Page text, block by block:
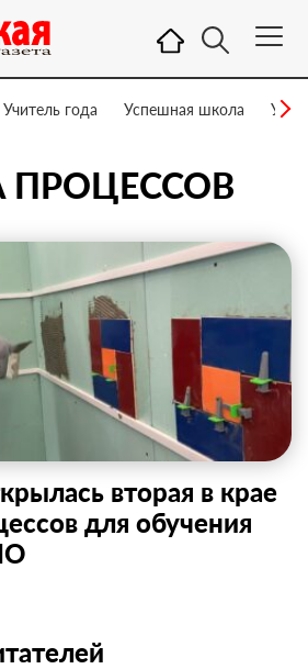
Учитель года Успешная школа
ПРОЦЕССОВ
вторая в крае
для обучения